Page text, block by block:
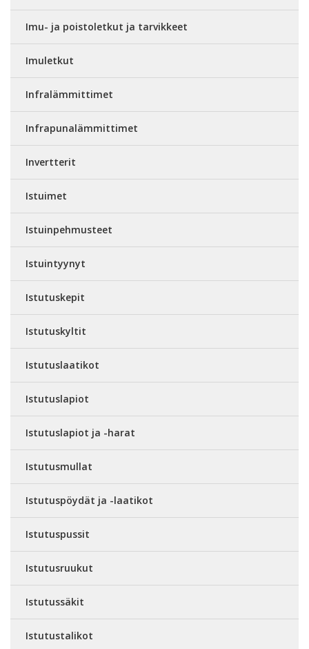
Imu- ja poistoletkut ja tarvikkeet
Imuletkut
Infralämmittimet
Infrapunalämmittimet
Invertterit
Istuimet
Istuinpehmusteet
Istuintyynyt
Istutuskepit
Istutuskyltit
Istutuslaatikot
Istutuslapiot
Istutuslapiot ja -harat
Istutusmullat
Istutuspöydät ja -laatikot
Istutuspussit
Istutusruukut
Istutussäkit
Istutustalikot